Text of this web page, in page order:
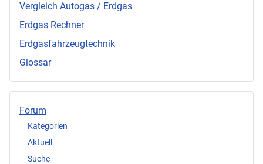
Vergleich Autogas / Erdgas
Erdgas Rechner
Erdgasfahrzeugtechnik
Glossar
Forum
Kategorien
Aktuell
Suche